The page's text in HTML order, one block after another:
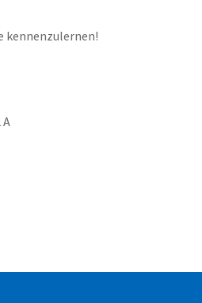
kennenzulernen!